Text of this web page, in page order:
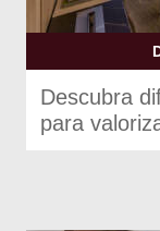
Descubra
para